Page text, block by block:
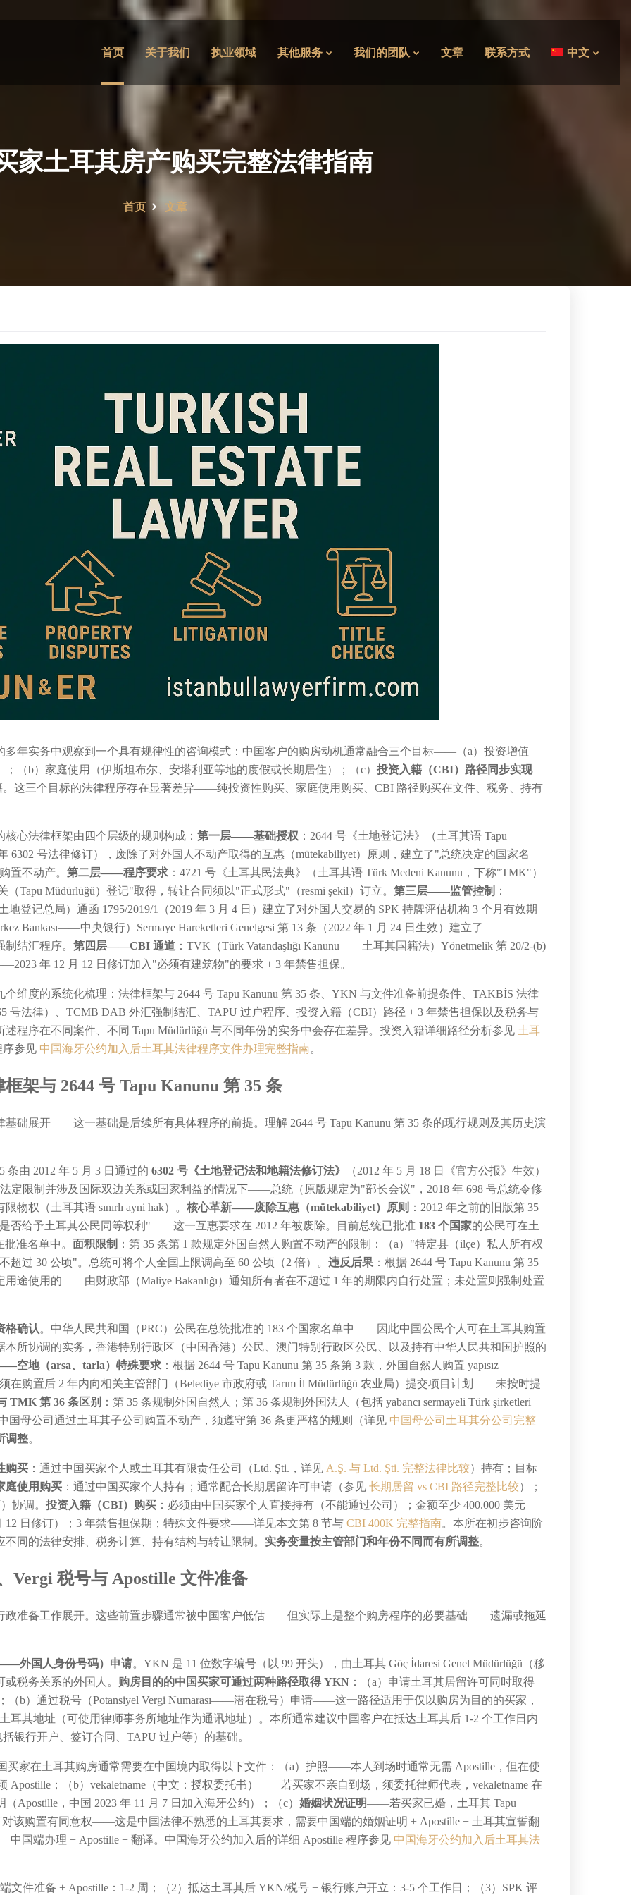
首页 关于我们 执业领域 其他服务 我们的团队 文章 联系方式 中文
家土耳其房产购买完整法律指南
首页 文章
多年实务中观察到一个具有规律性的咨询模式：中国客户的购房动机通常融合三个目标——（a）投资增值
（b）家庭使用（伊斯坦布尔、安塔利亚等地的度假或长期居住）；（c） 投资入籍（CBI）路径同步实现
这三个目标的法律程序存在显著差异——纯投资性购买、家庭使用购买、CBI 路径购买在文件、税务、持有
心法律框架由四个层级的规则构成： 第一层——基础授权 ：2644 号《土地登记法》（土耳其语 Tapu
6302 号法律修订），废除了对外国人不动产取得的互惠（mütekabiliyet）原则，建立了"总统决定的国家名
置不动产。 第二层——程序要求 ：4721 号《土耳其民法典》（土耳其语 Türk Medeni Kanunu，下称"TMK"）
Tapu Müdürlüğü）登记"取得，转让合同须以"正式形式"（resmi şekil）订立。 第三层——监管控制 ：
地登记总局）通函 1795/2019/1（2019 年 3 月 4 日）建立了对外国人交易的 SPK 持牌评估机构 3 个月有效期
Bankası——中央银行）Sermaye Hareketleri Genelgesi 第 13 条（2022 年 1 月 24 日生效）建立了
结汇程序。 第四层——CBI 通道 ：TVK（Türk Vatandaşlığı Kanunu——土耳其国籍法）Yönetmelik 第 20/2-(b)
年 12 月 12 日修订加入"必须有建筑物"的要求 + 3 年禁售担保。
维度的系统化梳理：法律框架与 2644 号 Tapu Kanunu 第 35 条、YKN 与文件准备前提条件、TAKBİS 法律
号法律）、TCMB DAB 外汇强制结汇、TAPU 过户程序、投资入籍（CBI）路径 + 3 年禁售担保以及税务与
程序在不同案件、不同 Tapu Müdürlüğü 与不同年份的实务中会存在差异。投资入籍详细路径分析参见 土耳
序参见 中国海牙公约加入后土耳其法律程序文件办理完整指南。
架与 2644 号 Tapu Kanunu 第 35 条
础展开——这一基础是后续所有具体程序的前提。理解 2644 号 Tapu Kanunu 第 35 条的现行规则及其历史演
条由 2012 年 5 月 3 日通过的 6302 号《土地登记法和地籍法修订法》
（2012 年 5 月 18 日《官方公报》生效）
定限制并涉及国际双边关系或国家利益的情况下——总统（原版规定为"部长会议"，2018 年 698 号总统令修
权（土耳其语 sınırlı ayni hak）。 核心革新——废除互惠（mütekabiliyet）原则 ：2012 年之前的旧版第 35
否给予土耳其公民同等权利"——这一互惠要求在 2012 年被废除。目前总统已批准 183 个国家的公民可在土
准名单中。 面积限制 ：第 35 条第 1 款规定外国自然人购置不动产的限制：（a）"特定县（ilçe）私人所有权
过 30 公顷"。总统可将个人全国上限调高至 60 公顷（2 倍）。 违反后果 ：根据 2644 号 Tapu Kanunu 第 35
途使用的——由财政部（Maliye Bakanlığı）通知所有者在不超过 1 年的期限内自行处置；未处置则强制处置
确认 。中华人民共和国（PRC）公民在总统批准的 183 个国家名单中——因此中国公民个人可在土耳其购置
本所协调的实务，香港特别行政区（中国香港）公民、澳门特别行政区公民、以及持有中华人民共和国护照的
空地（arsa、tarla）特殊要求 ：根据 2644 号 Tapu Kanunu 第 35 条第 3 款，外国自然人购置 yapısız
在购置后 2 年内向相关主管部门（Belediye 市政府或 Tarım İl Müdürlüğü 农业局）提交项目计划——未按时提
TMK 第 36 条区别 ：第 35 条规制外国自然人；第 36 条规制外国法人（包括 yabancı sermayeli Türk şirketleri
母公司通过土耳其子公司购置不动产，须遵守第 36 条更严格的规则（详见 中国母公司土耳其分公司完整
调整。
购买 ：通过中国买家个人或土耳其有限责任公司（Ltd. Şti.，详见 A.Ş. 与 Ltd. Şti. 完整法律比较）持有；目标
庭使用购买 ：通过中国买家个人持有；通常配合长期居留许可申请（参见 长期居留 vs CBI 路径完整比较）；
协调。 投资入籍（CBI）购买 ：必须由中国买家个人直接持有（不能通过公司）；金额至少 400.000 美元
12 日修订）；3 年禁售担保期；特殊文件要求——详见本文第 8 节与 CBI 400K 完整指南。本所在初步咨询阶
同的法律安排、税务计算、持有结构与转让限制。 实务变量按主管部门和年份不同而有所调整。
Vergi 税号与 Apostille 文件准备
政准备工作展开。这些前置步骤通常被中国客户低估——但实际上是整个购房程序的必要基础——遗漏或拖延
外国人身份号码）申请。YKN 是 11 位数字编号（以 99 开头），由土耳其 Göç İdaresi Genel Müdürlüğü（移
税务关系的外国人。 购房目的的中国买家可通过两种路径取得 YKN ：（a）申请土耳其居留许可同时取得
b）通过税号（Potansiyel Vergi Numarası——潜在税号）申请——这一路径适用于仅以购房为目的的买家，
耳其地址（可使用律师事务所地址作为通讯地址）。本所通常建议中国客户在抵达土耳其后 1-2 个工作日内
行开户、签订合同、TAPU 过户等）的基础。
买家在土耳其购房通常需要在中国境内取得以下文件：（a）护照——本人到场时通常无需 Apostille，但在使
Apostille；（b）vekaletname（中文：授权委托书）——若买家不亲自到场，须委托律师代表，vekaletname 在
Apostille，中国 2023 年 11 月 7 日加入海牙公约）；（c） 婚姻状况证明——若买家已婚，土耳其 Tapu
该购置有同意权——这是中国法律不熟悉的土耳其要求，需要中国端的婚姻证明 + Apostille + 土耳其宣誓翻
国端办理 + Apostille + 翻译。中国海牙公约加入后的详细 Apostille 程序参见 中国海牙公约加入后土耳其法
文件准备 + Apostille：1-2 周；（2）抵达土耳其后 YKN/税号 + 银行账户开立：3-5 个工作日；（3）SPK 评